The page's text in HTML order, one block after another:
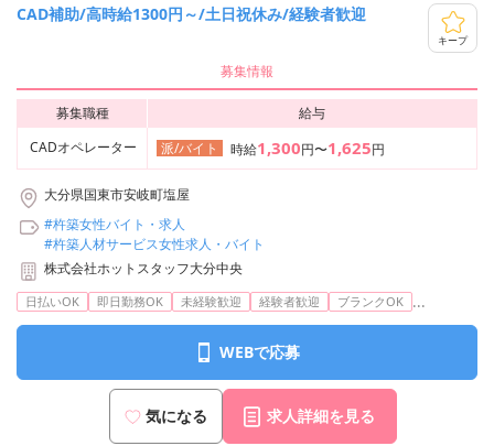
CAD補助/高時給1300円～/土日祝休み/経験者歓迎
キープ
募集情報
募集職種
給与
CADオペレーター
派/バイト 時給1,300円〜1,625円
大分県国東市安岐町塩屋
#杵築女性バイト・求人
#杵築人材サービス女性求人・バイト
株式会社ホットスタッフ大分中央
日払いOK 即日勤務OK 未経験歓迎 経験者歓迎 ブランクOK ...
WEBで応募
気になる 求人詳細を見る